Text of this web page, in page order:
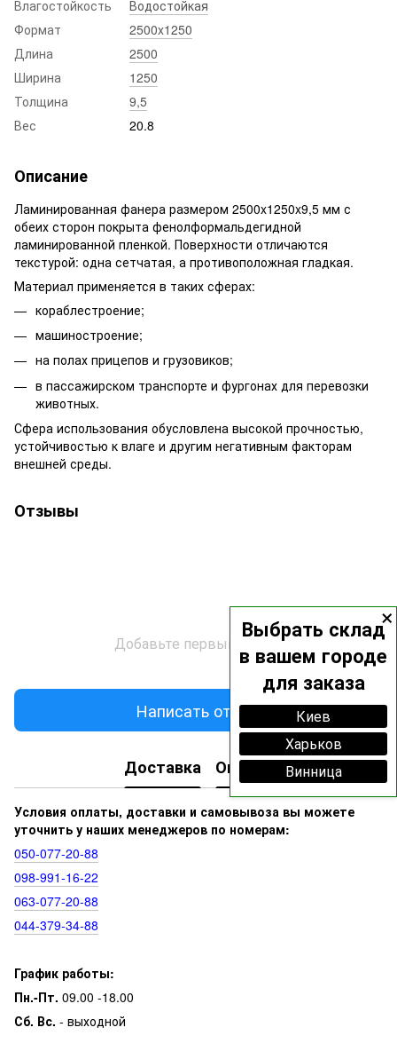
×
Выбрать склад
в вашем городе
для заказа
Киев
Харьков
Винница
Влагостойкость
Водостойкая
Формат
2500x1250
Длина
2500
Ширина
1250
Толщина
9,5
Вес
20.8
Описание
Ламинированная фанера размером 2500x1250x9,5 мм с
обеих сторон покрыта фенолформальдегидной
ламинированной пленкой. Поверхности отличаются
текстурой: одна сетчатая, а противоположная гладкая.
Материал применяется в таких сферах:
кораблестроение;
машиностроение;
на полах прицепов и грузовиков;
в пассажирском транспорте и фургонах для перевозки
животных.
Сфера использования обусловлена высокой прочностью,
устойчивостью к влаге и другим негативным факторам
внешней среды.
Отзывы
Добавьте первый отзыв
Написать отзыв
Доставка Оплата
Условия оплаты, доставки и самовывоза вы можете
уточнить у наших менеджеров по номерам:
050‑077‑20‑88
098‑991‑16‑22
063‑077‑20‑88
044‑379‑34‑88
График работы:
Пн.-Пт. 09.00 -18.00
Сб. Вс. - выходной